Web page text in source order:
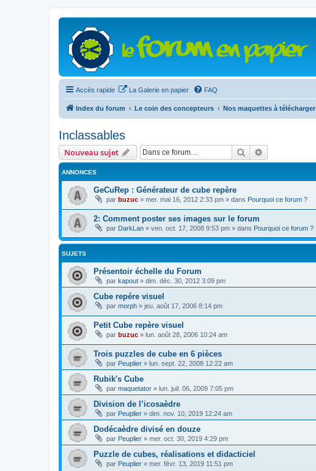
Accès rapide La Galerie en papier FAQ
Index du forum Le coin des concepteurs Nos maquettes à télécharger
Inclassables
Nouveau sujet Rechercher
ANNONCES
GeCuRep : Générateur de cube repère
par buzuc » mer. mai 16, 2012 2:33 pm » dans Pourquoi ce forum ?
2: Comment poster ses images sur le forum
par DarkLan » ven. oct. 17, 2008 9:53 pm » dans Pourquoi ce forum ?
SUJETS
Présentoir échelle du Forum
par kapout » dim. déc. 30, 2012 3:09 pm
Cube repére visuel
par morph » jeu. août 17, 2006 8:14 pm
Petit Cube repère visuel
par buzuc » lun. août 28, 2006 10:24 am
Trois puzzles de cube en 6 pièces
par Peuplier » lun. sept. 22, 2008 12:22 am
Rubik's Cube
par maquetator » lun. juil. 06, 2009 7:05 pm
Division de l’icosaèdre
par Peuplier » dim. nov. 10, 2019 12:24 am
Dodécaèdre divisé en douze
par Peuplier » mer. oct. 30, 2019 4:29 pm
Puzzle de cubes, réalisations et didacticiel
par Peuplier » mer. févr. 13, 2019 11:51 pm